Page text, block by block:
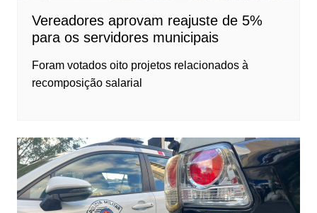
Vereadores aprovam reajuste de 5%
para os servidores municipais
Foram votados oito projetos relacionados à
recomposição salarial